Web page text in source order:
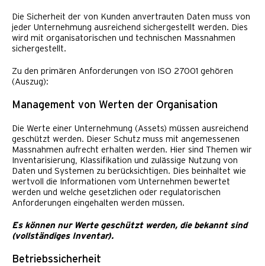
Die Sicherheit der von Kunden anvertrauten Daten muss von
jeder Unternehmung ausreichend sichergestellt werden. Dies
wird mit organisatorischen und technischen Massnahmen
sichergestellt.
Zu den primären Anforderungen von ISO 27001 gehören
(Auszug):
Management von Werten der Organisation
Die Werte einer Unternehmung (Assets) müssen ausreichend
geschützt werden. Dieser Schutz muss mit angemessenen
Massnahmen aufrecht erhalten werden. Hier sind Themen wir
Inventarisierung, Klassifikation und zulässige Nutzung von
Daten und Systemen zu berücksichtigen. Dies beinhaltet wie
wertvoll die Informationen vom Unternehmen bewertet
werden und welche gesetzlichen oder regulatorischen
Anforderungen eingehalten werden müssen.
Es können nur Werte geschützt werden, die bekannt sind
(vollständiges Inventar).
Betriebssicherheit